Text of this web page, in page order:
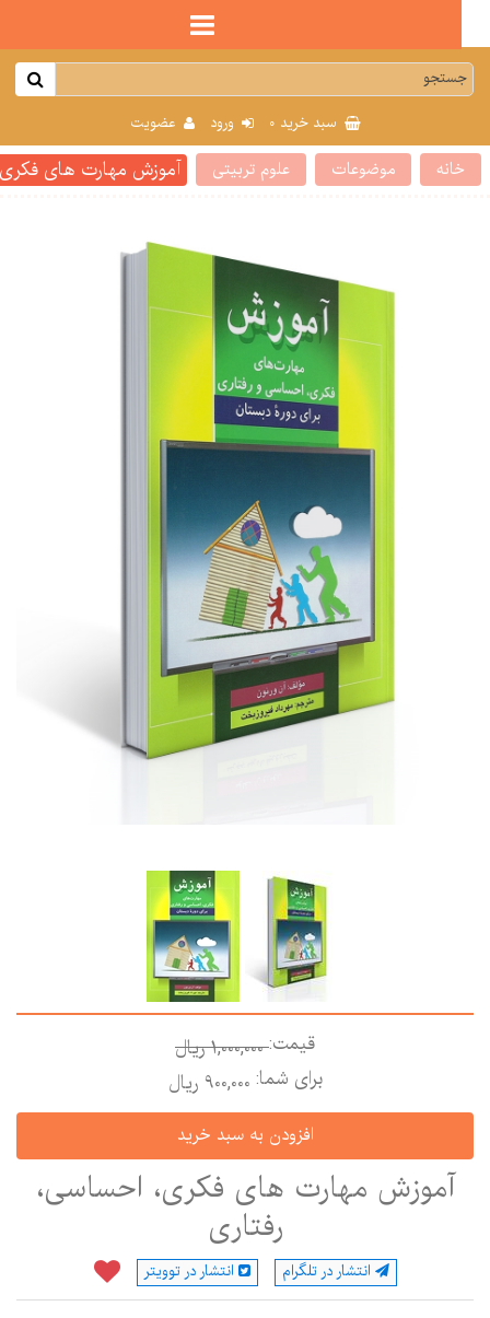
سبد خرید0 ورود عضویت
موضوعات علوم تربیتی آموزش مهارت های فكری،
قیمت:1,000,000 ريال
برای شما:900,000 ريال
آموزش مهارت های فكری، احساسی،
رفتاری
انتشار در تلگرام انتشار در توویتر